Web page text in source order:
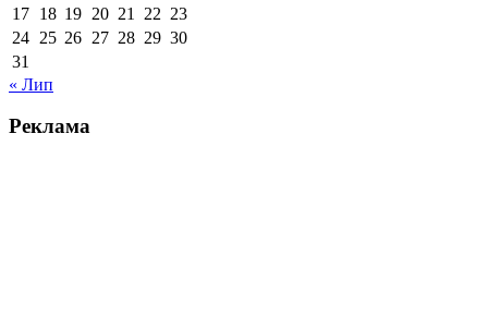
17 18 19 20 21 22 23
24 25 26 27 28 29 30
31
« Лип
Реклама